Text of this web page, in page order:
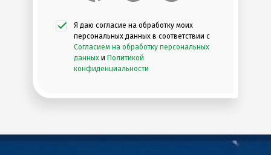
Я даю согласие на обработку моих
персональных данных в соответствии с
Согласием на обработку персональных
данных и Политикой
конфиденциальности